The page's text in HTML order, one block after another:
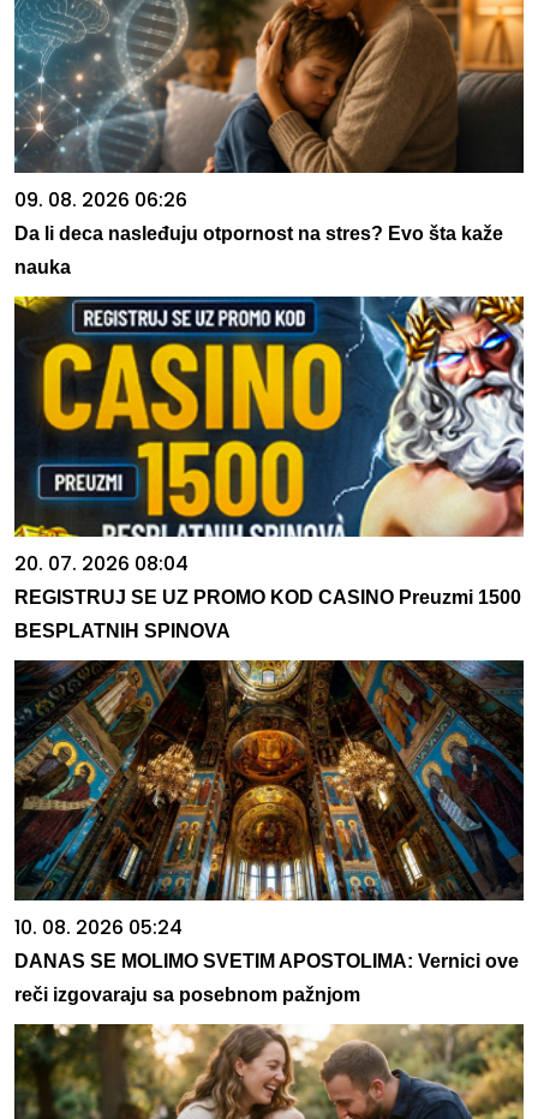
09. 08. 2026 06:26
Da li deca nasleđuju otpornost na stres? Evo šta kaže
nauka
20. 07. 2026 08:04
REGISTRUJ SE UZ PROMO KOD CASINO Preuzmi 1500
BESPLATNIH SPINOVA
10. 08. 2026 05:24
DANAS SE MOLIMO SVETIM APOSTOLIMA: Vernici ove
reči izgovaraju sa posebnom pažnjom